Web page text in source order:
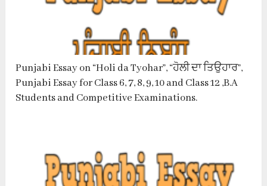
Punjabi Essay on “Holi da Tyohar”, “ਹੋਲੀ ਦਾ ਤਿਉਹਾਰ”,
Punjabi Essay for Class 6, 7, 8, 9, 10 and Class 12 ,B.A
Students and Competitive Examinations.